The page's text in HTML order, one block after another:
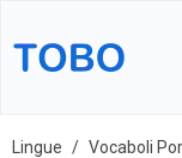
Lingue Vocaboli